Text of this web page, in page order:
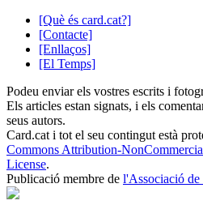
[Què és card.cat?]
[Contacte]
[Enllaços]
[El Temps]
Podeu enviar els vostres escrits i
Els articles estan signats, i els
seus autors.
Card.cat i tot el seu contingut està
Commons Attribution-
License.
Publicació membre de l'Associació de